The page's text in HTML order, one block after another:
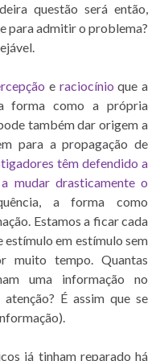
questão será então,
para admitir o problema?
e raciocínioque a
forma como a própria
também dar origem a
para a propagação de
têm defendido a
mudar drasticamente o
a forma como
Estamos a ficar cada
em estímulo sem
muito tempo. Quantas
uma informação no
É assim que se
já tinham reparado há